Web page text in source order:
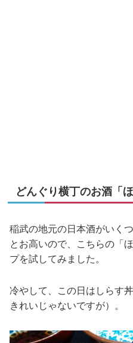
どんぐり横丁のお酒「
稲武の地元の日本酒がいく
とお高いので、こちらの「
プを試してみました。
冷やして、この日はしらす
きれいじゃないですが）。